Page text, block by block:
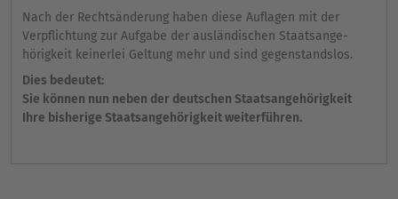
Nach der Rechtsänderung haben diese Auflagen mit der
Verpflichtung zur Aufgabe der ausländischen Staatsange­
hörigkeit keinerlei Geltung mehr und sind gegenstandslos.
Dies bedeutet:
Sie können nun neben der deutschen Staatsangehörigkeit
Ihre bisherige Staatsangehörigkeit weiterführen.